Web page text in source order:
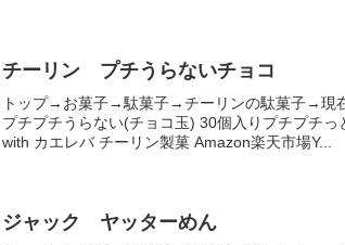
チーリン プチうらないチョコ
トップ→お菓子→駄菓子→チーリンの駄菓子→現
プチプチうらない(チョコ玉) 30個入りプチプチ
with カエレバ チーリン製菓 Amazon楽天市場Y...
ジャック ヤッターめん